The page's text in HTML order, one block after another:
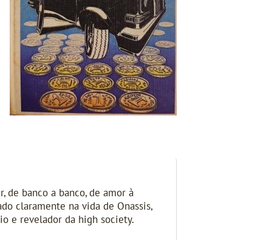
de banco a banco, de amor à
claramente na vida de Onassis,
e revelador da high society.